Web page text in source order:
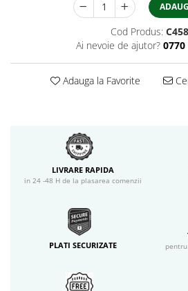
Cod Produs: C458
Ai nevoie de ajutor? 0770
Adauga la Favorite
LIVRARE RAPIDA
in 24 -48 H de la plasarea comenzii
PLATI SECURIZATE